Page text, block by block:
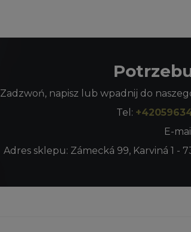
Zadzwoń, napisz lub wpadnij do
Tel:
E-
Adres sklepu: Zámecká 99, Karviná 1 -